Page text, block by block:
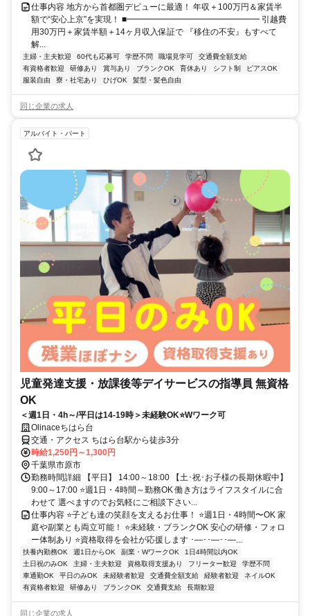
仕事内容 地方から首都圏デビューに最適！ 年収＋100万円＆家賃半
額で“安心上京”を実現！ ■━━━━━━━━━━━━━━━━ 引越費
用30万円＋家賃半額＋14ヶ月収入保証で 『移住の不安』もすべて
解...
主婦・主夫歓迎 60代も応募可 学歴不問 職場見学可
交通費全額支給
有資格者歓迎
研修あり 賞与あり ブランクOK 育休あり シフト制
ピアスOK
服装自由
寮・社宅あり ひげOK 髪型・髪色自由
同じ企業の求人
アルバイト・パート
児童発達支援・放課後等デイサービスの指導員 無資格
OK
＜週1日・4h～/平日は14-19時＞未経験OK⭐Wワーク可
Olinaceちはら台
交通・アクセス ちはら台駅から徒歩3分
時給1,250円～1,300円
千葉県市原市
勤務時間詳細 【平日】 14:00～18:00 【土･祝･お子様の長期休暇中】
9:00～17:00 ⭐週1日・4時間～勤務OK 働き方はライフスタイルに合
わせて 選べますのでお気軽にご相談下さい...
仕事内容 ⭐子ども達の笑顔を支えるお仕事！ ⭐週1日・4時間〜OK 家
庭や副業とも両立可能！ ⭐未経験・ブランクOK 安心の研修・フォロ
ー体制あり ⭐資格取得を会社が応援します ･―･･―･･―...
扶養内勤務OK 週1日からOK 副業・WワークOK
1日4時間以内OK
土日祝のみOK
主婦・主夫歓迎 資格取得支援あり フリーター歓迎
学歴不問
車通勤OK
平日のみOK 未経験者歓迎 交通費全額支給 経験者歓迎
ネイルOK
有資格者歓迎
研修あり ブランクOK 交通費支給 長期歓迎
同じ企業の求人